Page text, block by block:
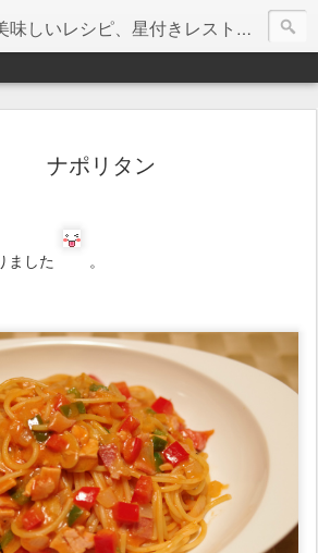
しいレシピ、星付きレストラン、絶品お取り寄せを紹介しています。
ナポリタン
ました 。